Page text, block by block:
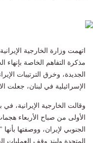
اتهمت وزارة الخارجية
مذكرة التفاهم الخاصة بإنهاء
الجديدة، وخرق الترتيبات
الإسرائيلية في لبنان، جعلت
وقالت الخارجية الإيرانية،
الأولى من صباح الأربعاء
الجنوبي لإيران، ووصفتها
المتحدة ولبند وقف العمليات